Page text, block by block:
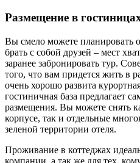
Размещение в
Вы смело можете планировать
брать с собой друзей – мест
заранее забронировать тур.
того, что вам придется жить в
очень хорошо развита
гостиничная база предлагает
размещения. Вы можете снять
корпусе, так и отдельные
зеленой территории отеля.
Проживание в коттеджах